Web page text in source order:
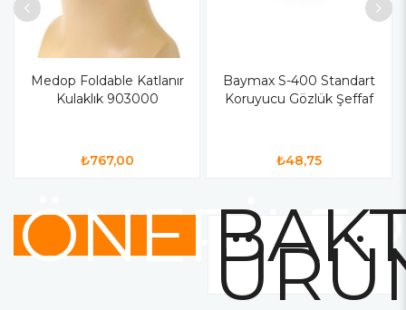
Medop Foldable Katlanır
Kulaklık 903000
₺767,00
Baymax S-400 Standart
Koruyucu Gözlük Şeffaf
₺48,75
ÖNERİLER